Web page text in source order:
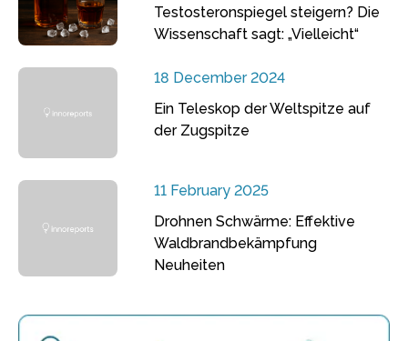
Testosteronspiegel steigern? Die
Wissenschaft sagt: „Vielleicht“
18 December 2024
Ein Teleskop der Weltspitze auf
der Zugspitze
11 February 2025
Drohnen Schwärme: Effektive
Waldbrandbekämpfung
Neuheiten